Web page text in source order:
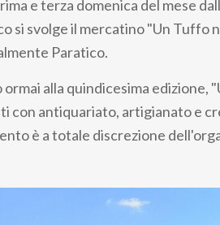
e terza domenica del mese
si svolge il mercatino "Un Tuffo
Paratico.
ormai alla quindicesima edizione,
con antiquariato, artigianato e
è a totale discrezione